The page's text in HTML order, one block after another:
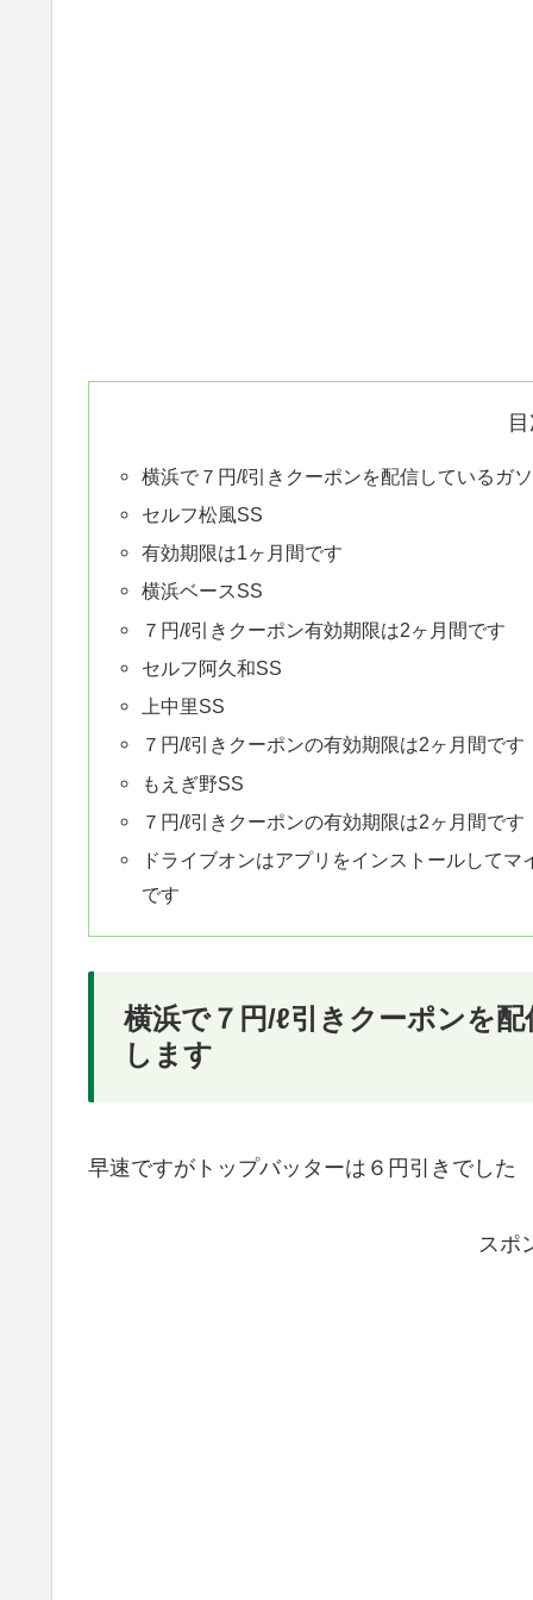
横浜で７円/ℓ引きクーポンを配信しているガ
セルフ松風SS
有効期限は1ヶ月間です
横浜ベースSS
７円/ℓ引きクーポン有効期限は2ヶ月間です
セルフ阿久和SS
上中里SS
７円/ℓ引きクーポンの有効期限は2ヶ月間です
もえぎ野SS
７円/ℓ引きクーポンの有効期限は2ヶ月間です
ドライブオンはアプリをインストールして
です
横浜で７円/ℓ引きクーポンを
します
早速ですがトップバッターは６円引きでした
スポ